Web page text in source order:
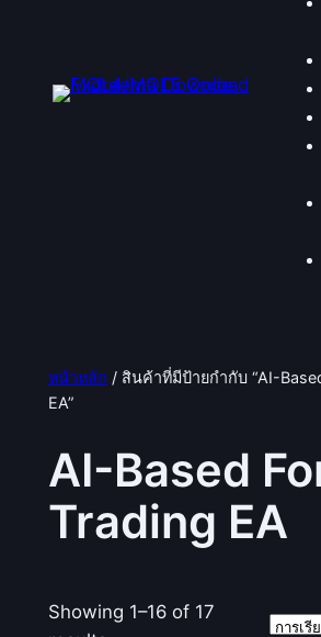
หน้าหลัก / สินค้าที่มีป้ายกำกับ “AI-
EA”
AI-Based
Trading EA
Showing 1–16 of 17